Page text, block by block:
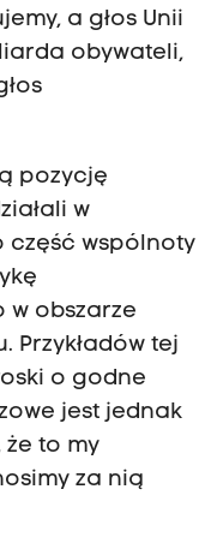
a głos Unii
obywateli,
pozycję
w
część wspólnoty
w obszarze
Przykładów tej
o godne
jest jednak
że to my
za nią